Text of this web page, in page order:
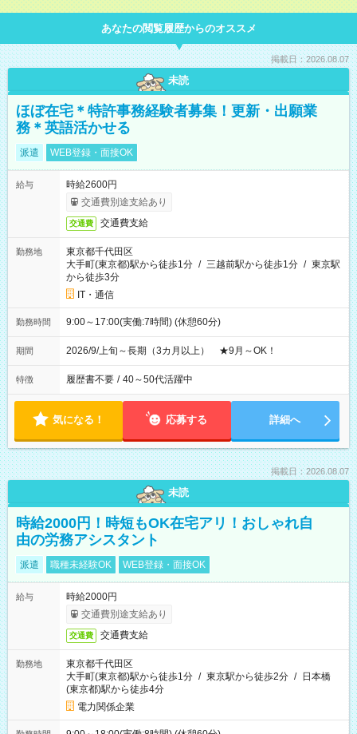
あなたの閲覧履歴からのオススメ
掲載日：2026.08.07
未読
ほぼ在宅＊特許事務経験者募集！更新・出願業
務＊英語活かせる
派遣 WEB登録・面接OK
給与
時給2600円
交通費別途支給あり
交通費 交通費支給
勤務地
東京都千代田区
大手町(東京都)駅から徒歩1分 / 三越前駅から徒歩1分 / 東京駅
から徒歩3分
IT・通信
勤務時間 9:00～17:00(実働:7時間) (休憩60分)
期間 2026/9/上旬～長期（3カ月以上） ★9月～OK！
特徴 履歴書不要 / 40～50代活躍中
気になる！ 応募する 詳細へ
掲載日：2026.08.07
未読
時給2000円！時短もOK在宅アリ！おしゃれ自
由の労務アシスタント
派遣 職種未経験OK WEB登録・面接OK
給与
時給2000円
交通費別途支給あり
交通費 交通費支給
勤務地
東京都千代田区
大手町(東京都)駅から徒歩1分 / 東京駅から徒歩2分 / 日本橋
(東京都)駅から徒歩4分
電力関係企業